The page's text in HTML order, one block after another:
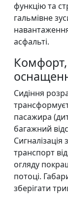
функцію та
гальмівне
асфальті.
Комфорт,
Сидіння
пасажира
багажний
транспорт
огляду
потоці.
зберігати